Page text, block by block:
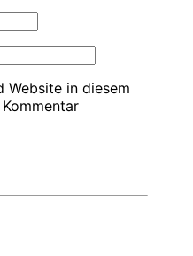
Website in diesem